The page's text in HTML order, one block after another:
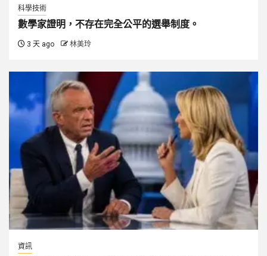
科學技術
數學家證明，不存在完全公平的選舉制度。
3 天 ago 林美玲
資訊